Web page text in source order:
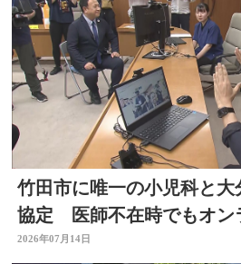
竹田市に唯一の小児科と
協定 医師不在時でもオン
に
2026年07月14日